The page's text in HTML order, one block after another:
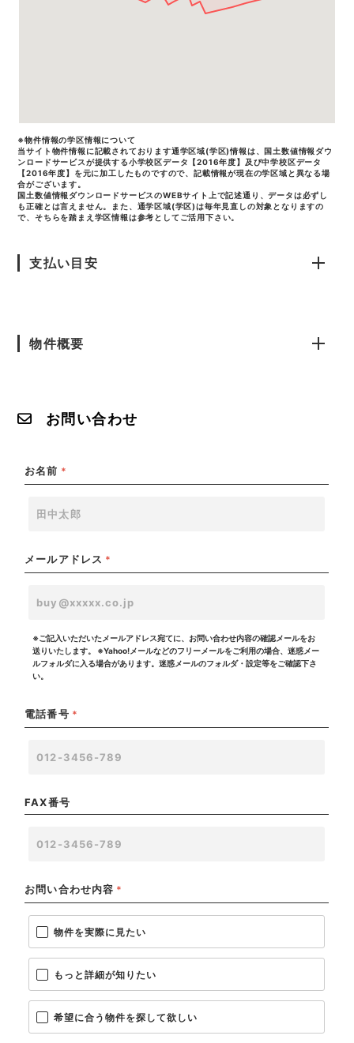
※物件情報の学区情報について
当サイト物件情報に記載されております通学区域(学区)情報は、国土数値情報ダウ
ンロードサービスが提供する小学校区データ【2016年度】及び中学校区データ
【2016年度】を元に加工したものですので、記載情報が現在の学区域と異なる場
合がございます。
国土数値情報ダウンロードサービスのWEBサイト上で記述通り、データは必ずし
も正確とは言えません。また、通学区域(学区)は毎年見直しの対象となりますの
で、そちらを踏まえ学区情報は参考としてご活用下さい。
支払い目安
物件概要
お問い合わせ
お名前 *
メールアドレス *
※ご記入いただいたメールアドレス宛てに、お問い合わせ内容の確認メールをお
送りいたします。
※Yahoo!メールなどのフリーメールをご利用の場合、迷惑メー
ルフォルダに入る場合があります。迷惑メールのフォルダ・設定等をご確認下さ
い。
電話番号 *
FAX番号
お問い合わせ内容 *
物件を実際に見たい
もっと詳細が知りたい
希望に合う物件を探して欲しい